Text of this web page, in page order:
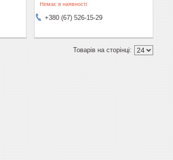
Немає в наявності
+380 (67) 526-15-29